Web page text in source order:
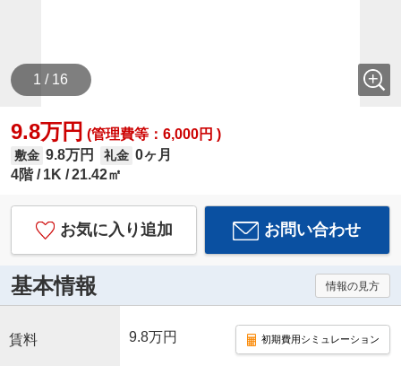
1 / 16
9.8万円 (管理費等：6,000円 )
敷金 9.8万円 礼金 0ヶ月
4階
1K 21.42㎡
お気に入り追加 お問い合わせ
基本情報 情報の見方
賃料 9.8万円 初期費用シミュレーション